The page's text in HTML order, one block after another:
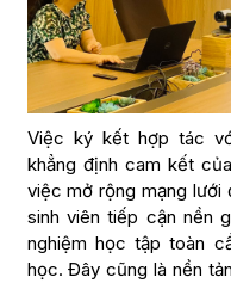
Việc ký kết hợp tác
khẳng định cam kết
việc mở rộng mạng
sinh viên tiếp cận nền
nghiệm học tập toàn
học. Đây cũng là nền